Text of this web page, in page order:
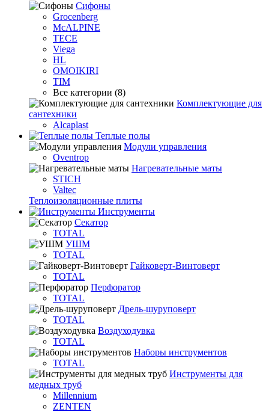
Сифоны
Grocenberg
McALPINE
TECE
Viega
HL
OMOIKIRI
TIM
Все категории (8)
Комплектующие для
сантехники
Alcaplast
Теплые полы
Модули управления
Oventrop
Нагревательные маты
STICH
Valtec
Теплоизоляционные плиты
Инструменты
Секатор
TOTAL
УШМ
TOTAL
Гайковерт-Винтоверт
TOTAL
Перфоратор
TOTAL
Дрель-шуруповерт
TOTAL
Воздуходувка
TOTAL
Наборы инструментов
TOTAL
Инструменты для
медных труб
Millennium
ZENTEN